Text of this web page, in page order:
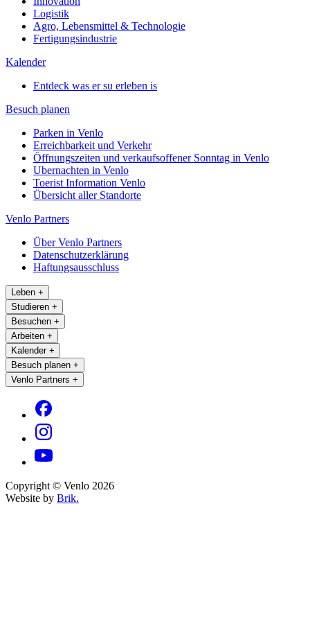
Logistik
Agro, Lebensmittel & Technologie
Fertigungsindustrie
Kalender
Entdeck was er su erleben is
Besuch planen
Parken in Venlo
Erreichbarkeit und Verkehr
Öffnungszeiten und verkaufsoffener Sonntag in Venlo
Ubernachten in Venlo
Toerist Information Venlo
Übersicht aller Standorte
Venlo Partners
Über Venlo Partners
Datenschutzerklärung
Haftungsausschluss
Leben +
Studieren +
Besuchen +
Arbeiten +
Kalender +
Besuch planen +
Venlo Partners +
Copyright © Venlo 2026
Website by Brik.